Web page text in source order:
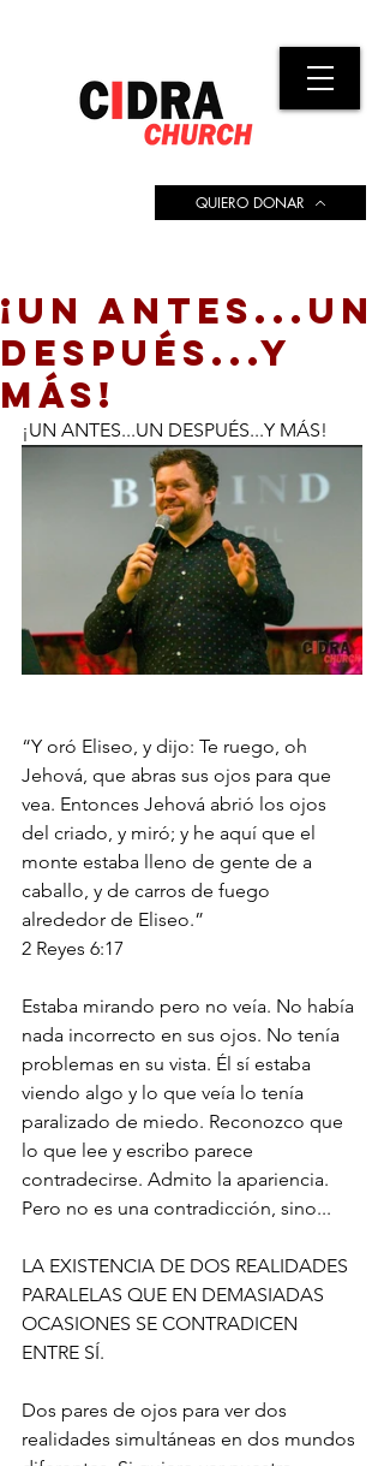
QUIERO DONAR
¡UN ANTES...UN
DESPUÉS...Y
MÁS!
¡UN ANTES...UN DESPUÉS...Y MÁS!
“Y oró Eliseo, y dijo: Te ruego, oh
Jehová, que abras sus ojos para que
vea. Entonces Jehová abrió los ojos
del criado, y miró; y he aquí que el
monte estaba lleno de gente de a
caballo, y de carros de fuego
alrededor de Eliseo.”
‭‭2 Reyes‬ ‭6:17‬ ‭
Estaba mirando pero no veía. No había
nada incorrecto en sus ojos. No tenía
problemas en su vista. Él sí estaba
viendo algo y lo que veía lo tenía
paralizado de miedo. Reconozco que
lo que lee y escribo parece
contradecirse. Admito la apariencia.
Pero no es una contradicción, sino...
LA EXISTENCIA DE DOS REALIDADES
PARALELAS QUE EN DEMASIADAS
OCASIONES SE CONTRADICEN
ENTRE SÍ.
Dos pares de ojos para ver dos
realidades simultáneas en dos mundos